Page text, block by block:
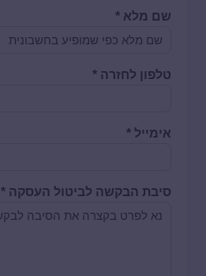
שם מלא *
טלפון לחזרה *
אימייל *
סיבת הבקשה לביטול העסקה *